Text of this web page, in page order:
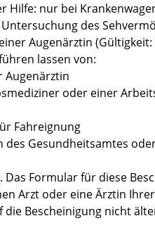
Hilfe: nur bei
des
Augenärztin (Gültigkeit:
lassen von:
Augenärztin
oder einer
Fahreignung
des Gesundheitsamtes
Formular für diese
Arzt oder eine Ärztin
Bescheinigung nicht